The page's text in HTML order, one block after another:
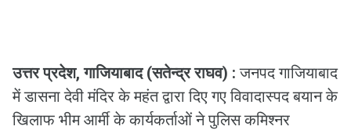
उत्तर प्रदेश, गाजियाबाद (सतेन्द्र राघव) :जनपद गाजियाबाद
में डासना देवी मंदिर के महंत द्वारा दिए गए विवादास्पद बयान के
खिलाफ भीम आर्मी के कार्यकर्ताओं ने पुलिस कमिश्नर